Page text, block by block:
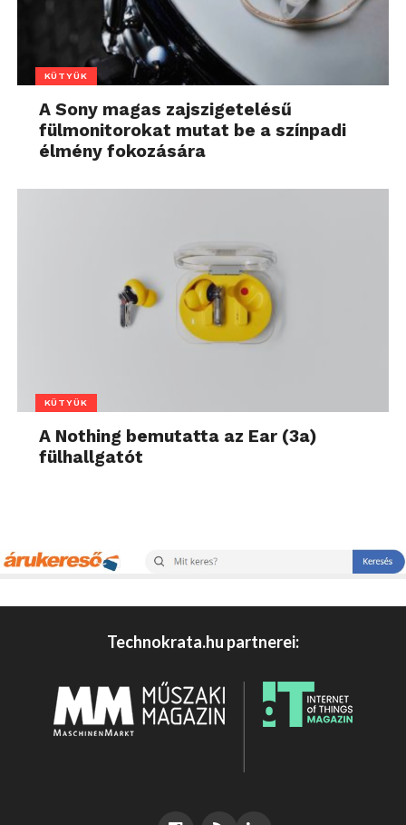
KÜTYÜK
A Sony magas zajszigetelésű
fülmonitorokat mutat be a színpadi
élmény fokozására
KÜTYÜK
A Nothing bemutatta az Ear (3a)
fülhallgatót
Technokrata.hu partnerei: